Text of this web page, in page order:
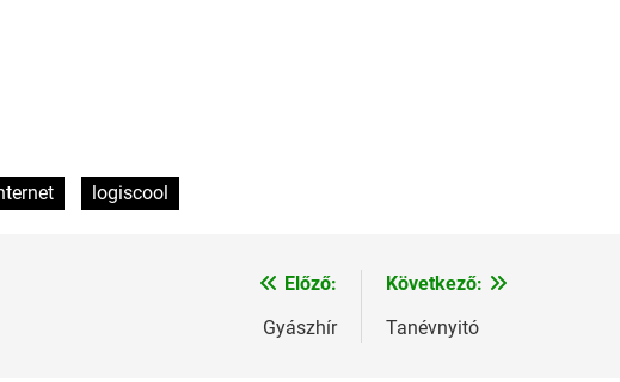
logiscool
Előző:
Gyászhír
Következő:
Tanévnyitó